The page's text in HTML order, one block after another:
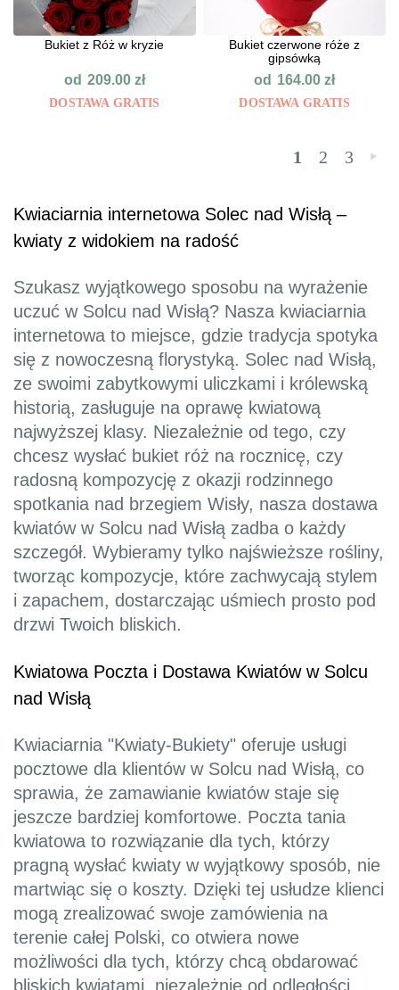
Bukiet z Róż w kryzie
od 209.00 zł
DOSTAWA GRATIS
Bukiet czerwone róże z
gipsówką
od 164.00zł
DOSTAWA GRATIS
1 2 3 »
Kwiaciarnia internetowa Solec nad Wisłą –
kwiaty z widokiem na radość
Szukasz wyjątkowego sposobu na wyrażenie
uczuć w Solcu nad Wisłą? Nasza kwiaciarnia
internetowa to miejsce, gdzie tradycja spotyka
się z nowoczesną florystyką. Solec nad Wisłą,
ze swoimi zabytkowymi uliczkami i królewską
historią, zasługuje na oprawę kwiatową
najwyższej klasy. Niezależnie od tego, czy
chcesz wysłać bukiet róż na rocznicę, czy
radosną kompozycję z okazji rodzinnego
spotkania nad brzegiem Wisły, nasza dostawa
kwiatów w Solcu nad Wisłą zadba o każdy
szczegół. Wybieramy tylko najświeższe rośliny,
tworząc kompozycje, które zachwycają stylem
i zapachem, dostarczając uśmiech prosto pod
drzwi Twoich bliskich.
Kwiatowa Poczta i Dostawa Kwiatów w Solcu
nad Wisłą
Kwiaciarnia "Kwiaty-Bukiety" oferuje usługi
pocztowe dla klientów w Solcu nad Wisłą, co
sprawia, że zamawianie kwiatów staje się
jeszcze bardziej komfortowe. Poczta tania
kwiatowa to rozwiązanie dla tych, którzy
pragną wysłać kwiaty w wyjątkowy sposób, nie
martwiąc się o koszty. Dzięki tej usłudze klienci
mogą zrealizować swoje zamówienia na
terenie całej Polski, co otwiera nowe
możliwości dla tych, którzy chcą obdarować
bliskich kwiatami, niezależnie od odległości.